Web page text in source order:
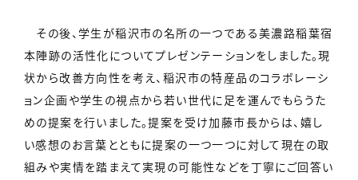
その後、学生が稲沢市の名所の一つである美濃路稲葉宿
本陣跡の活性化についてプレゼンテーションをしました。現
状から改善方向性を考え、稲沢市の特産品のコラボレーシ
ョン企画や学生の視点から若い世代に足を運んでもらうた
めの提案を行いました。提案を受け加藤市長からは、嬉し
い感想のお言葉とともに提案の一つ一つに対して現在の取
組みや実情を踏まえて実現の可能性などを丁寧にご回答い